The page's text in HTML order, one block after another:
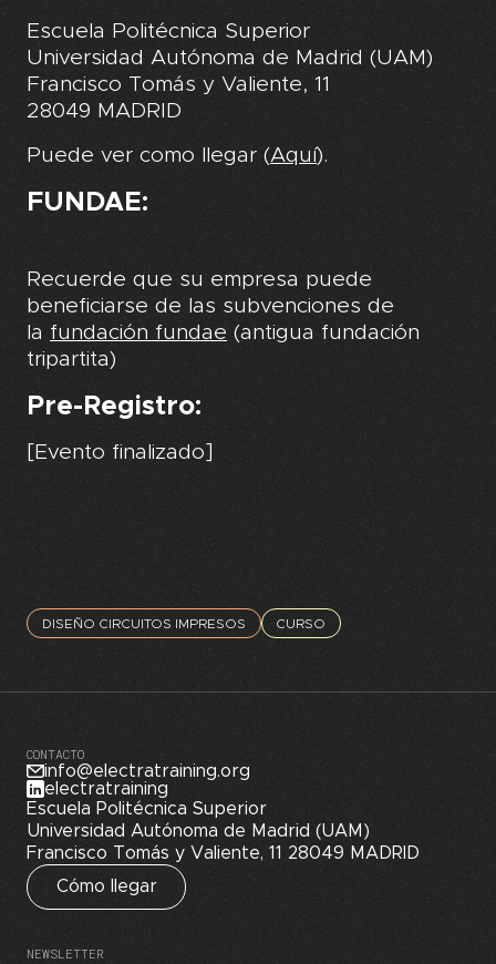
Escuela Politécnica Superior
Universidad Autónoma de Madrid (UAM)
Francisco Tomás y Valiente, 11
28049 MADRID
Puede ver como llegar (Aquí).
FUNDAE:
Recuerde que su empresa puede
beneficiarse de las subvenciones de
la fundación fundae (antigua fundación
tripartita)
Pre-Registro:
[Evento finalizado]
DISEÑO CIRCUITOS IMPRESOS CURSO
CONTACTO
info@electratraining.org
electratraining
Escuela Politécnica Superior
Universidad Autónoma de Madrid (UAM)
Francisco Tomás y Valiente, 11 28049 MADRID
Cómo llegar
NEWSLETTER